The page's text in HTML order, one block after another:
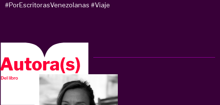
#PorEscritorasVenezolanas #Viaje